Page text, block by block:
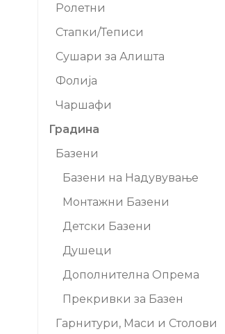
Ролетни
Стапки/Теписи
Сушари за Алишта
Фолија
Чаршафи
Градина
Базени
Базени на Надувување
Монтажни Базени
Детски Базени
Душеци
Дополнителна Опрема
Прекривки за Базен
Гарнитури, Маси и Столови